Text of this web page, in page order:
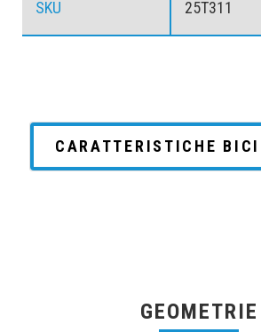
SKU 25T311
CARATTERISTICHE
GEOMETRIE